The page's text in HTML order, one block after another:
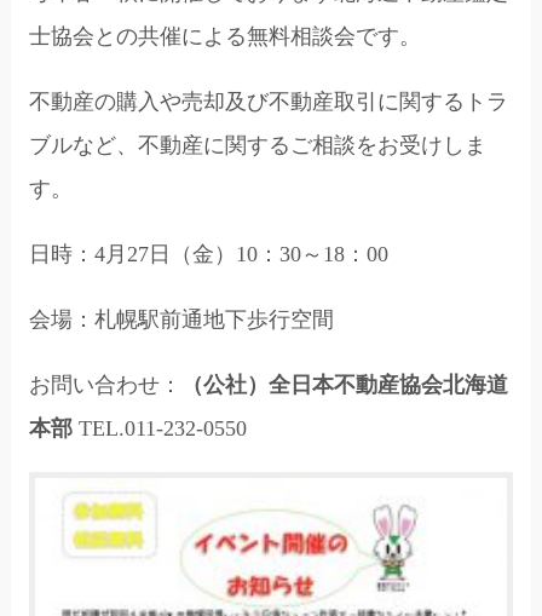
士協会との共催による無料相談会です。
不動産の購入や売却及び不動産取引に関するトラ
ブルなど、不動産に関するご相談をお受けしま
す。
日時：4月27日（金）10：30～18：00
会場：札幌駅前通地下歩行空間
お問い合わせ：
（公社）全日本不動産協会北海道
本部 TEL.011-232-0550